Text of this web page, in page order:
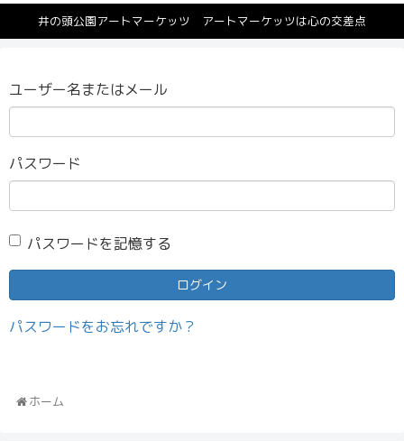
井の頭公園アートマーケッツ アートマーケッツは心の交差点
ユーザー名またはメール
パスワード
パスワードを記憶する
パスワードをお忘れですか？
ホーム